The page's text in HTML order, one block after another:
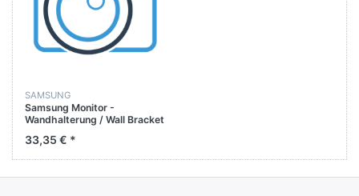
SAMSUNG
Samsung Monitor -
Wandhalterung / Wall Bracket
LC43J892DKUXEN
33,35 € *